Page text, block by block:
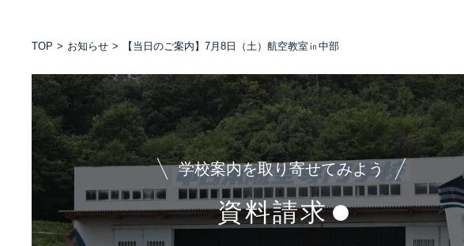
TOP お知らせ 【当日のご案内】7月8日（土）航空教室㏌中部
学校案内を取り寄せてみよう
資料請求